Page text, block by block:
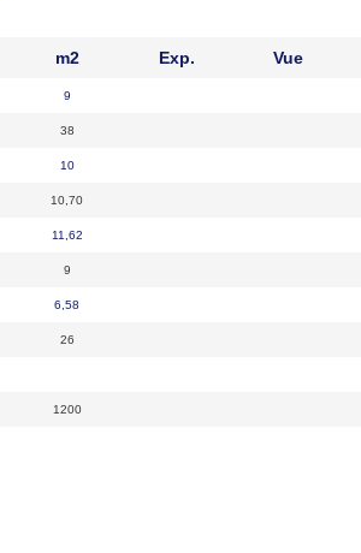
m2 Exp. Vue
9
38
10
10,70
11,62
9
6,58
26
1200